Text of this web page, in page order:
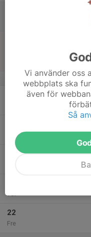
Poolspel
Norrala IP
17:30
Träning
Badvallen
17:30
Träning
Tor
22
Fre
Vi använder oss
webbplats ska
även för
Så